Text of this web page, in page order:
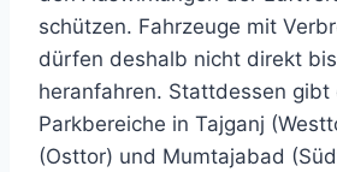
schützen. Fahrzeuge mit
dürfen deshalb nicht direkt
heranfahren. Stattdessen gibt
Parkbereiche in Tajganj
(Osttor) und Mumtajabad